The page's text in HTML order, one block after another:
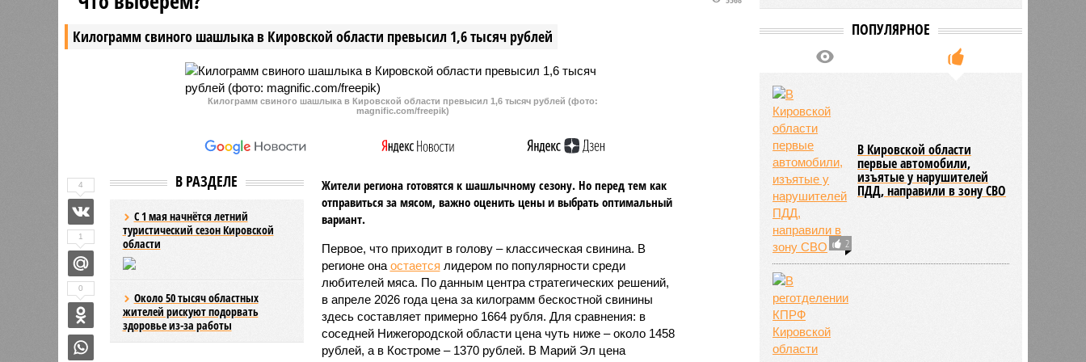
полностью отменят компенсацию
госслужащим за путевки на
недостаточной обустроенности
нехватке самих контейнеров.
Килограмм свиного шашлыка в Кировской области превысил 1,6 тысяч рублей
Килограмм свиного шашлыка в Кировской области превысил 1,6 тысяч рублей (фото:
magnific.com/freepik)
В РАЗДЕЛЕ
С 1 мая начнётся летний
туристический сезон Кировской
области
Около 50 тысяч областных
жителей рискуют подорвать
здоровье из-за работы
Жители региона готовятся к шашлычному сезону. Но перед тем как
отправиться за мясом, важно оценить цены и выбрать оптимальный
вариант.
Первое, что приходит в голову – классическая свинина. В
регионе она остается лидером по популярности среди
любителей мяса. По данным центра стратегических решений,
в апреле 2026 года цена за килограмм бескостной свинины
здесь составляет примерно 1664 рубля. Для сравнения: в
соседней Нижегородской области цена чуть ниже – около 1458
рублей, а в Костроме – 1370 рублей. В Марий Эл цена
4
1
0
ПОПУЛЯРНОЕ
2
В Кировской области
первые автомобили,
изъятые у нарушителей
ПДД, направили в зону СВО